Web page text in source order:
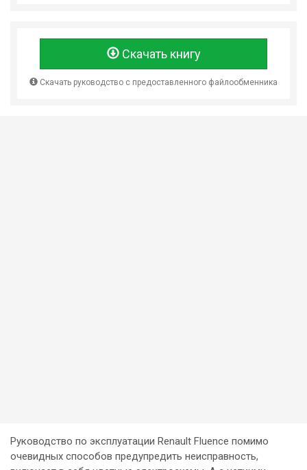
Скачать книгу
Скачать руководство с предоставленного файлообменника
Руководство по эксплуатации Renault Fluence помимо
очевидных способов предупредить неисправность,